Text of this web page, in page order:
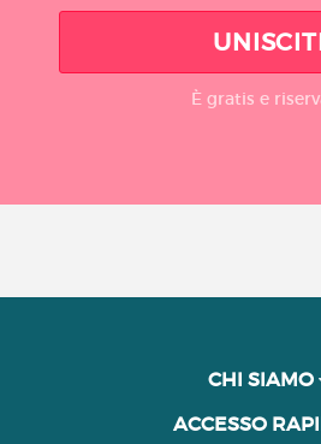
È gratis e
CHI SIAMO
ACCESSO